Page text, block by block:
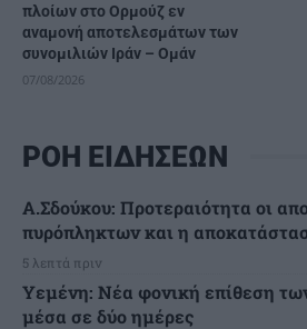
πλοίων στο Ορμούζ εν
αναμονή αποτελεσμάτων των
συνομιλιών Ιράν – Ομάν
07/08/2026
ΡΟΗ ΕΙΔΗΣΕΩΝ
Α.Σδούκου: Προτεραιότητα οι
πυρόπληκτων και η
5 λεπτά πριν
Υεμένη: Νέα φονική επίθεση
μέσα σε δύο ημέρες